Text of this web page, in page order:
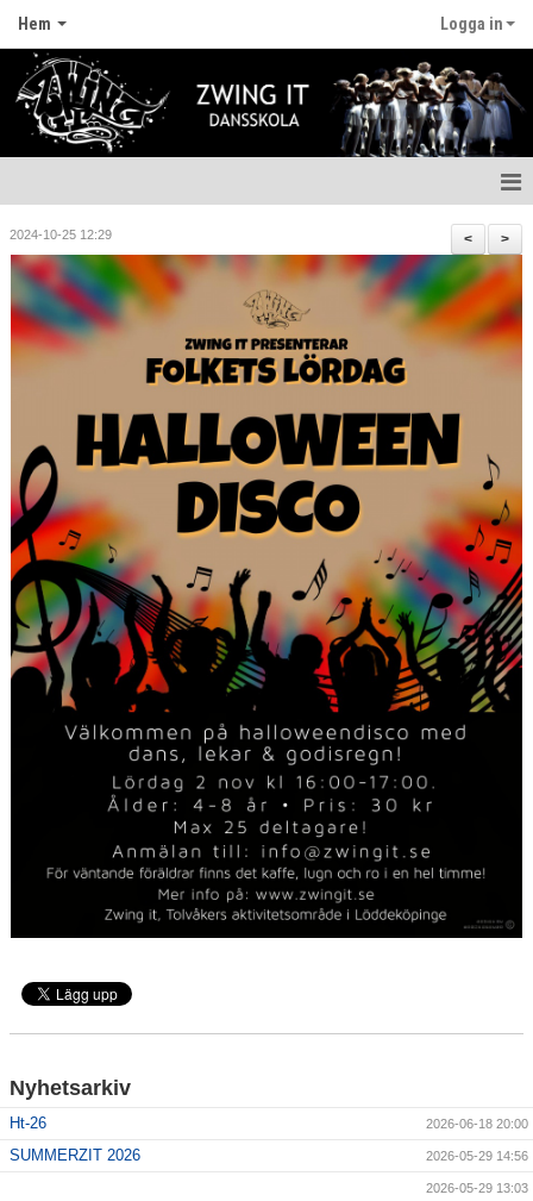
Hem Logga in
Nyheter
Anmälan
Styrelsen
Showcase
Media
Om oss
Dansbutik
Folkets Fredag/Lördag
>
<
2024-10-25 12:29
Nyhetsarkiv
Ht-26 2026-06-18 20:00
SUMMERZIT 2026 2026-05-29 14:56
2026-05-29 13:03